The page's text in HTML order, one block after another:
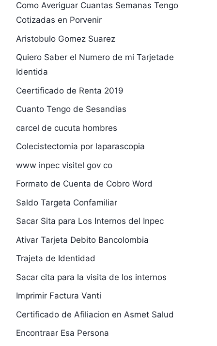
Como Averiguar Cuantas Semanas Tengo
Cotizadas en Porvenir
Aristobulo Gomez Suarez
Quiero Saber el Numero de mi Tarjetade
Identida
Ceertificado de Renta 2019
Cuanto Tengo de Sesandias
carcel de cucuta hombres
Colecistectomia por laparascopia
www inpec visitel gov co
Formato de Cuenta de Cobro Word
Saldo Targeta Confamiliar
Sacar Sita para Los Internos del Inpec
Ativar Tarjeta Debito Bancolombia
Trajeta de Identidad
Sacar cita para la visita de los internos
Imprimir Factura Vanti
Certificado de Afiliacion en Asmet Salud
Encontraar Esa Persona